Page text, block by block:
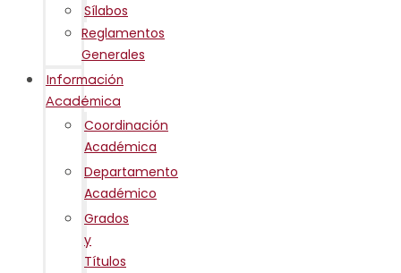
Sílabos
Reglamentos
Generales
Información
Académica
Coordinación
Académica
Departamento
Académico
Grados
y
Títulos